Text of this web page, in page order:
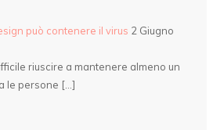
può contenere il virus 2 Giugno
riuscire a mantenere almeno un
le persone […]